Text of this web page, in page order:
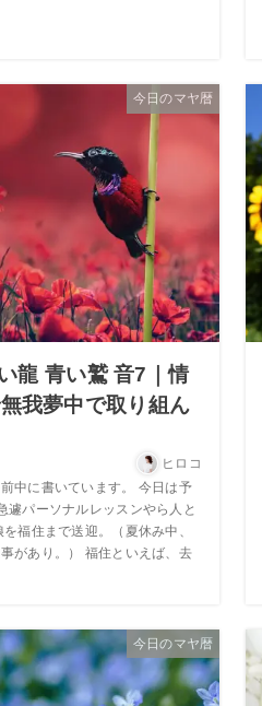
今日のマヤ暦
龍 青い鷲 音7｜情
我夢中で取り組ん
ヒロコ
中に書いています。 今日は予
遽パーソナルレッスンやら人と
福住まで送迎。（夏休み中、
があり。） 福住といえば、去
今日のマヤ暦